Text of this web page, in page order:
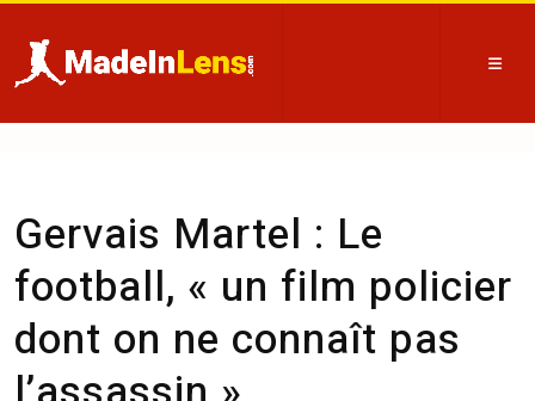
Gervais Martel : Le
football, « un film policier
dont on ne connaît pas